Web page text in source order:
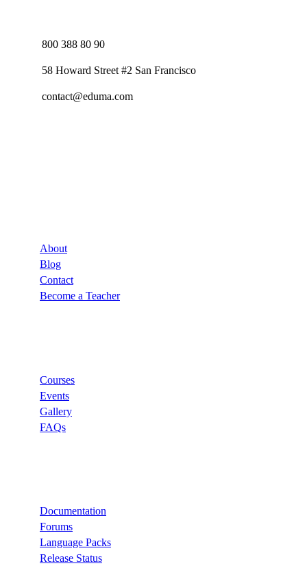
800 388 80 90
58 Howard Street #2 San Francisco
contact@eduma.com
About
Blog
Contact
Become a Teacher
Courses
Events
Gallery
FAQs
Documentation
Forums
Language Packs
Release Status